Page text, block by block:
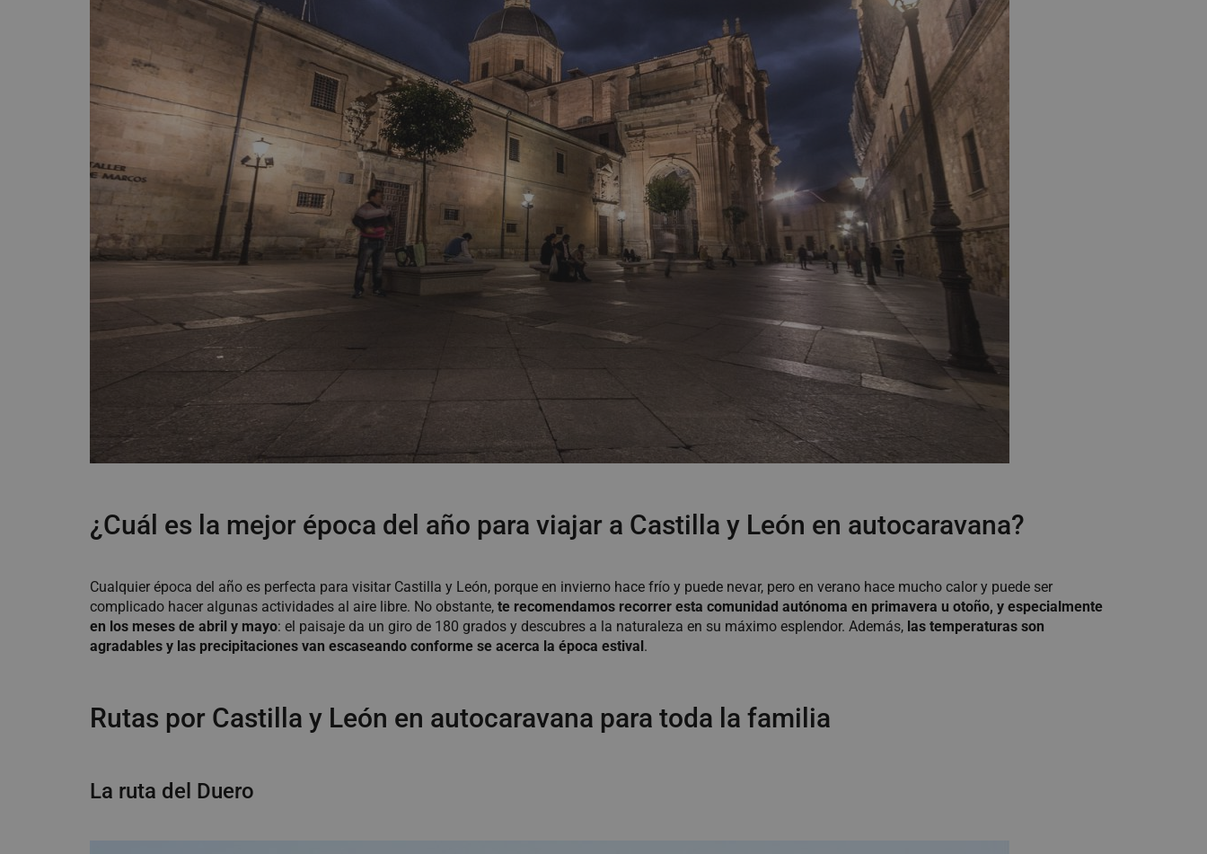
¿Cuál es la mejor época del año para viajar a Castilla y León en autocaravana?
Cualquier época del año es perfecta para visitar Castilla y León, porque en invierno hace frío y puede nevar, pero en verano hace mucho calor y puede ser
complicado hacer algunas actividades al aire libre. No obstante, te recomendamos recorrer esta comunidad autónoma en primavera u otoño, y especialmente
en los meses de abril y mayo: el paisaje da un giro de 180 grados y descubres a la naturaleza en su máximo esplendor. Además, las temperaturas son
agradables y las precipitaciones van escaseando conforme se acerca la época estival.
Rutas por Castilla y León en autocaravana para toda la familia
La ruta del Duero